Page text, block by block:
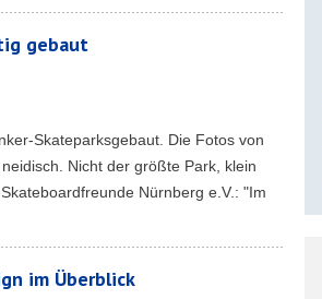
gebaut
Skateparksgebaut. Die Fotos von
Nicht der größte Park, klein
Nürnberg e.V.: "Im
im Überblick